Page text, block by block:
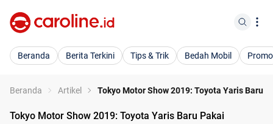
Beranda Berita Terkini Tips & Trik Bedah Mobil Promo
Beranda Artikel Tokyo Motor Show 2019: Toyota Yaris Baru
Tokyo Motor Show 2019: Toyota Yaris Baru Pakai